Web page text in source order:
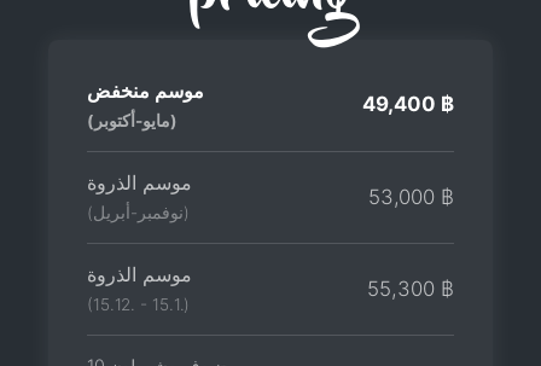
موسم منخفض
(مايو-أكتوبر)
49,400 ฿
موسم الذروة
(نوفمبر-أبريل)
53,000 ฿
موسم الذروة
(15.12. - 15.1.)
55,300 ฿